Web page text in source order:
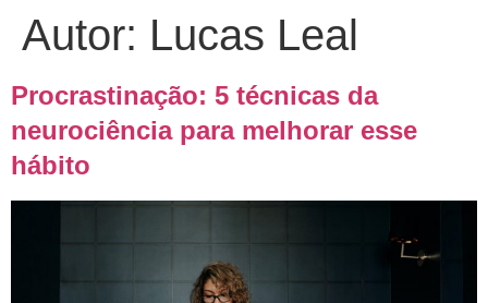
Autor: Lucas Leal
Procrastinação: 5 técnicas da
neurociência para melhorar esse
hábito